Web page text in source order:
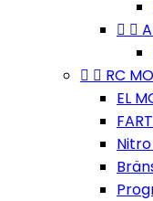
 
  RC
EL